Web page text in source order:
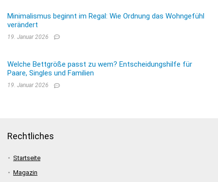
Minimalismus beginnt im Regal: Wie Ordnung das Wohngefühl
verändert
19. Januar 2026
Welche Bettgröße passt zu wem? Entscheidungshilfe für
Paare, Singles und Familien
19. Januar 2026
Rechtliches
Startseite
Magazin